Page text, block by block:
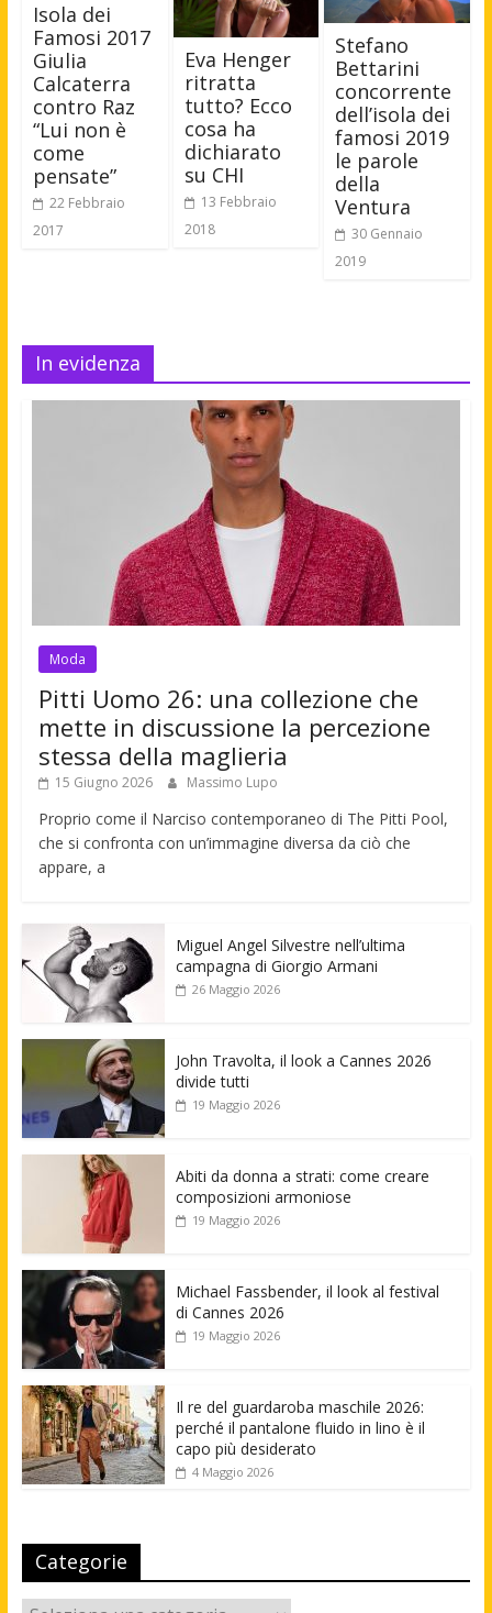
Isola dei
Famosi 2017
Giulia
Calcaterra
contro Raz
“Lui non è
come
pensate”
22 Febbraio
2017
Eva Henger
ritratta
tutto? Ecco
cosa ha
dichiarato
su CHI
13 Febbraio
2018
Stefano
Bettarini
concorrente
dell’isola dei
famosi 2019
le parole
della
Ventura
30 Gennaio
2019
In evidenza
Moda
Pitti Uomo 26: una collezione che
mette in discussione la percezione
stessa della maglieria
15 Giugno 2026 Massimo Lupo
Proprio come il Narciso contemporaneo di The Pitti Pool,
che si confronta con un’immagine diversa da ciò che
appare, a
Miguel Angel Silvestre nell’ultima
campagna di Giorgio Armani
26 Maggio 2026
John Travolta, il look a Cannes 2026
divide tutti
19 Maggio 2026
Abiti da donna a strati: come creare
composizioni armoniose
19 Maggio 2026
Michael Fassbender, il look al festival
di Cannes 2026
19 Maggio 2026
Il re del guardaroba maschile 2026:
perché il pantalone fluido in lino è il
capo più desiderato
4 Maggio 2026
Categorie